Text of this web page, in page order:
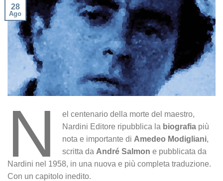
28
Ago
N
el centenario della morte del maestro,
Nardini Editore ripubblica la biografia più
nota e importante di Amedeo Modigliani,
scritta da André Salmon e pubblicata da
Nardini nel 1958, in una nuova e più completa traduzione.
Con un capitolo inedito.